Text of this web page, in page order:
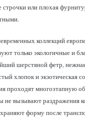
строчки или плохая
коллекций
только экологичные и
шерстяной фетр,
хлопок и экзотическая
проходят многоэтапную
не вызывают раздражения
форму после